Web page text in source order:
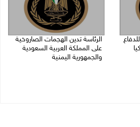
الرئاسة تدين الهجمات الصاروخية
على المملكة العربية السعودية
والجمهورية اليمنية